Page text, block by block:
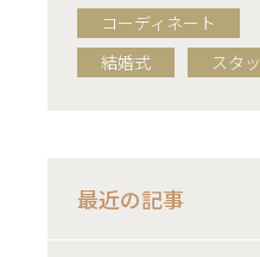
コーディネート
結婚式
スタ
最近の記事